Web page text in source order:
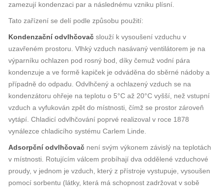
zamezují kondenzaci par a následnému vzniku plísní.
Tato zařízení se delí podle způsobu použití:
Kondenzační odvlhčovač slouží k vysoušení vzduchu v
uzavřeném prostoru. Vlhký vzduch nasávaný ventilátorem je na
výparníku ochlazen pod rosný bod, díky čemuž vodní pára
kondenzuje a ve formě kapiček je odváděna do sběrné nádoby a
případně do odpadu. Odvlhčený a ochlazený vzduch se na
kondenzátoru ohřeje na teplotu o 5°C až 20°C vyšší, než vstupní
vzduch a vyfukován zpět do místnosti, čímž se prostor zároveň
vytápí. Chladicí odvlhčování poprvé realizoval v roce 1878
vynálezce chladicího systému Carlem Linde.
Adsorpční odvlhčovač není svým výkonem závislý na teplotách
v místnosti. Rotujícím válcem probíhají dva oddělené vzduchové
proudy, v jednom je vzduch, který z přístroje vystupuje, vysoušen
pomocí sorbentu (látky, která má schopnost zadržovat v sobě